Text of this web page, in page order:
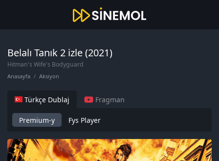
Belalı Tanık 2 izle (2021)
Hitman's Wife's Bodyguard
Anasayfa Aksiyon
Türkçe Dublaj Fragman
Premium-y Fys Player